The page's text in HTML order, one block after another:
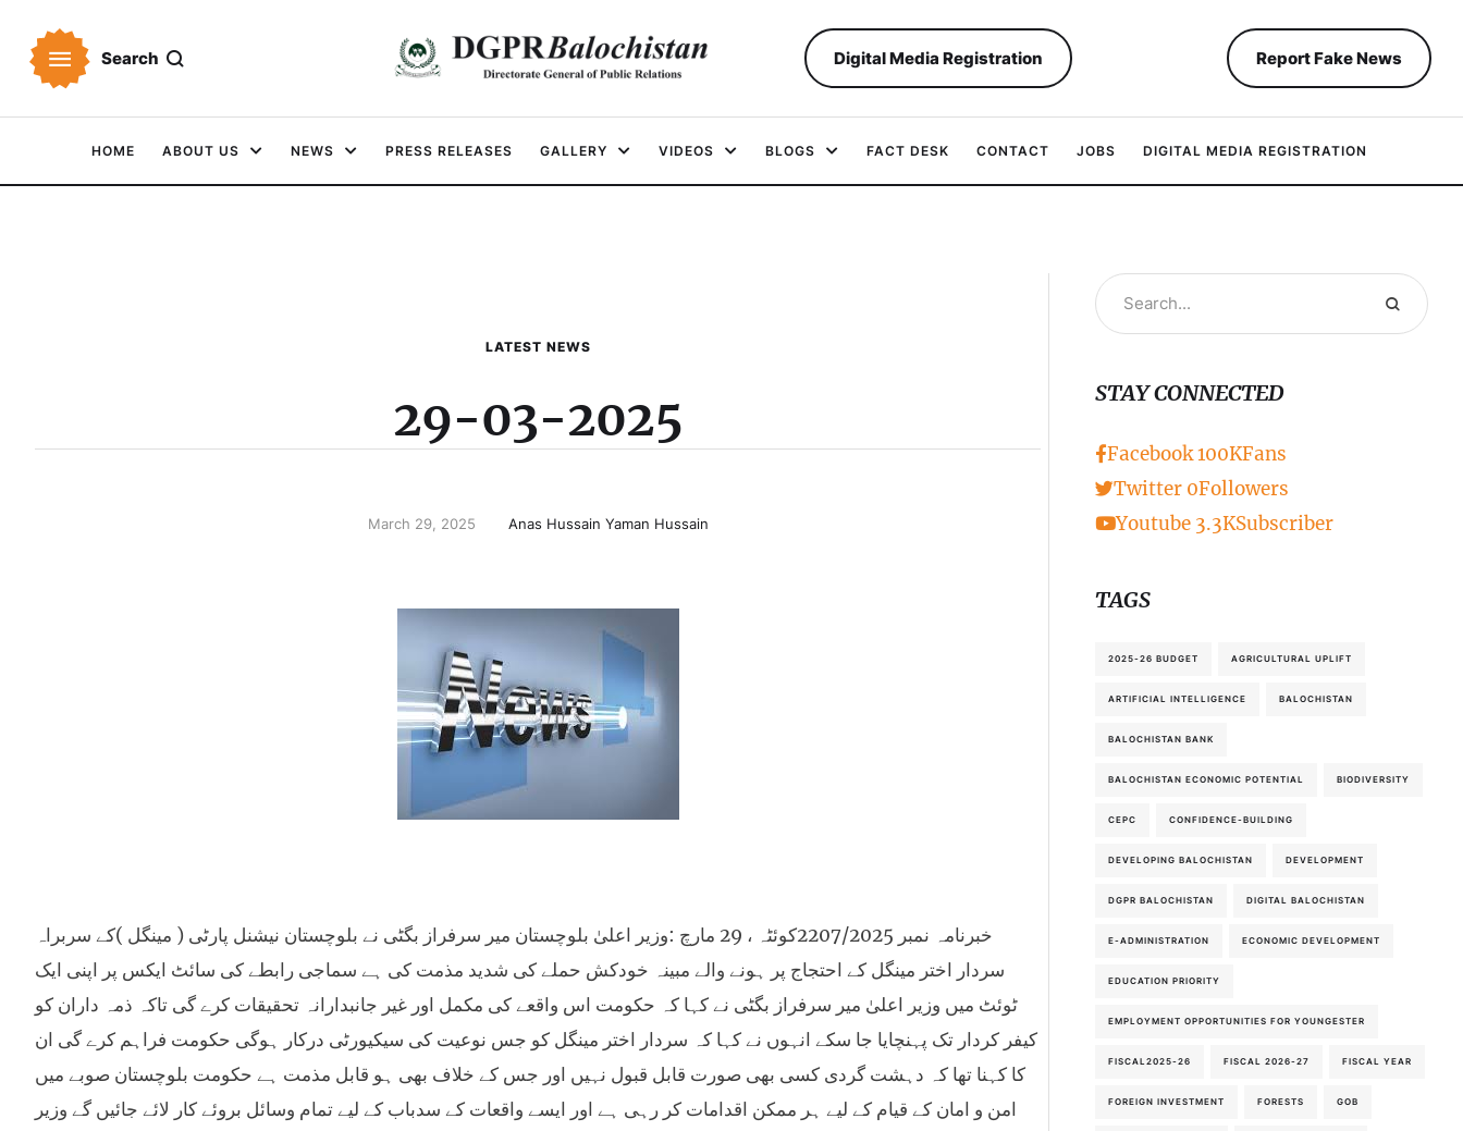
Search Digital Media Registration Report Fake News
HOME ABOUT US NEWS PRESS RELEASES GALLERY VIDEOS BLOGS FACT DESK CONTACT JOBS DIGITAL MEDIA REGISTRATION
LATEST NEWS
29-03-2025
March 29, 2025 Anas Hussain Yaman Hussain
خبرنامہ نمبر 2207/2025کوئٹہ ، 29 مارچ :وزیر اعلیٰ بلوچستان میر سرفراز بگٹی نے بلوچستان نیشنل پارٹی ( مینگل )کے سربراہ
سردار اختر مینگل کے احتجاج پر ہونے والے مبینہ خودکش حملے کی شدید مذمت کی ہے سماجی رابطے کی سائٹ ایکس پر اپنی ایک
ٹوئٹ میں وزیر اعلیٰ میر سرفراز بگٹی نے کہا کہ حکومت اس واقعے کی مکمل اور غیر جانبدارانہ تحقیقات کرے گی تاکہ ذمہ داران کو
کیفر کردار تک پہنچایا جا سکے انہوں نے کہا کہ سردار اختر مینگل کو جس نوعیت کی سیکیورٹی درکار ہوگی حکومت فراہم کرے گی ان
کا کہنا تھا کہ دہشت گردی کسی بھی صورت قابل قبول نہیں اور جس کے خلاف بھی ہو قابل مذمت ہے حکومت بلوچستان صوبے میں
امن و امان کے قیام کے لیے ہر ممکن اقدامات کر رہی ہے اور ایسے واقعات کے سدباب کے لیے تمام وسائل بروئے کار لائے جائیں گے وزیر
STAY CONNECTED
Facebook100KFans
Twitter 0Followers
Youtube 3.3KSubscriber
TAGS
2025-26 BUDGET AGRICULTURAL UPLIFT
ARTIFICIAL INTELLIGENCE BALOCHISTAN
BALOCHISTAN BANK
BALOCHISTAN ECONOMIC POTENTIAL BIODIVERSITY
CEPC CONFIDENCE-BUILDING
DEVELOPING BALOCHISTAN DEVELOPMENT
DGPR BALOCHISTAN DIGITAL BALOCHISTAN
E-ADMINISTRATION ECONOMIC DEVELOPMENT
EDUCATION PRIORITY
EMPLOYMENT OPPORTUNITIES FOR YOUNGESTER
FISCAL2025-26 FISCAL 2026-27 FISCAL YEAR
FOREIGN INVESTMENT FORESTS GOB